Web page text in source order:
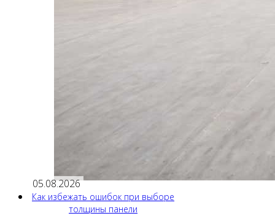
05.08.2026
Как избежать ошибок при выборе
толщины панели